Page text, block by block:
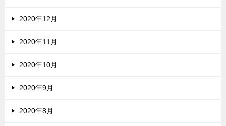
2020年12月
2020年11月
2020年10月
2020年9月
2020年8月